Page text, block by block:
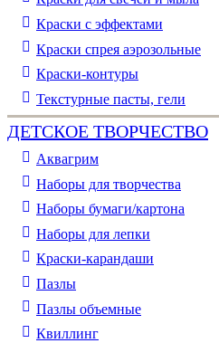
Краски с эффектами
Краски спрея аэрозольные
Краски-контуры
Текстурные пасты, гели
ДЕТСКОЕ ТВОРЧЕСТВО
Аквагрим
Наборы для творчества
Наборы бумаги/картона
Наборы для лепки
Краски-карандаши
Пазлы
Пазлы объемные
Квиллинг